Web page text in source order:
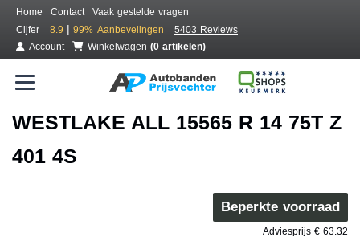
Home Contact
Vaak gestelde vragen
Cijfer
8.9 | 99% Aanbevelingen
5403 Reviews
Account
Winkelwagen (0 artikelen)
WESTLAKE ALL 15565 R 14 75T Z
401 4S
Beperkte voorraad
Adviesprijs € 63.32